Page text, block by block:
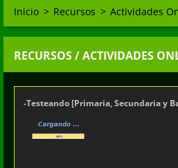
Inicio > Recursos > Actividades
RECURSOS / ACTIVIDADES
-Testeando [Primaria, Secundaria y